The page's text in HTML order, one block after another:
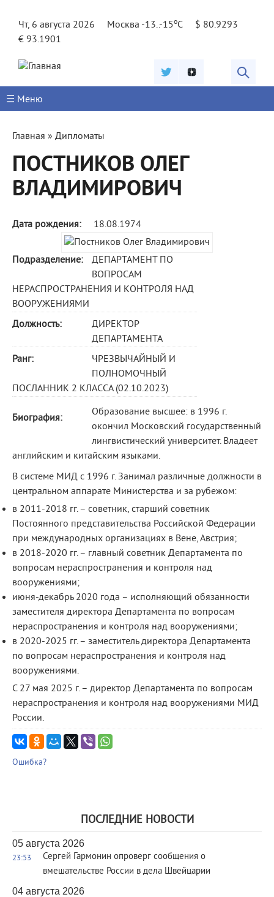
Чт, 6 августа 2026
Москва -13..-15oC
$ 80.9293
€ 93.1901
☰ Меню
Вы
здесь
Главная » Дипломаты
ПОСТНИКОВ ОЛЕГ
ВЛАДИМИРОВИЧ
Дата рождения: 18.08.1974
Подразделение:
ДЕПАРТАМЕНТ ПО
ВОПРОСАМ
НЕРАСПРОСТРАНЕНИЯ И КОНТРОЛЯ НАД
ВООРУЖЕНИЯМИ
Должность:
ДИРЕКТОР
ДЕПАРТАМЕНТА
Ранг:
ЧРЕЗВЫЧАЙНЫЙ И
ПОЛНОМОЧНЫЙ
ПОСЛАННИК 2 КЛАССА (02.10.2023)
Биография:
Образование высшее: в 1996 г.
окончил Московский государственный
лингвистический университет. Владеет
английским и китайским языками.
B системе МИД с 1996 г. Занимал различные должности в
центральном аппарате Министерства и за рубежом:
в 2011-2018 гг. – советник, старший советник
Постоянного представительства Российской Федерации
при международных организациях в Вене, Австрия;
в 2018-2020 гг. – главный советник Департамента по
вопросам нераспространения и контроля над
вооружениями;
июня-декабрь 2020 года – исполняющий обязанности
заместителя директора Департамента по вопросам
нераспространения и контроля над вооружениями;
в 2020-2025 гг. – заместитель директора Департамента
по вопросам нераспространения и контроля над
вооружениями.
C 27 мая 2025 г. – директор Департамента по вопросам
нераспространения и контроля над вооружениями МИД
России.
Ошибка?
ПОСЛЕДНИЕ НОВОСТИ
05 августа 2026
23:53
Сергей Гармонин опроверг сообщения о
вмешательстве России в дела Швейцарии
04 августа 2026